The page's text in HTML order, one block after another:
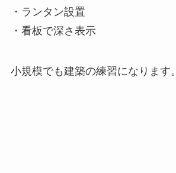
・ランタン設置
・看板で深さ表示
小規模でも建築の練習になります。